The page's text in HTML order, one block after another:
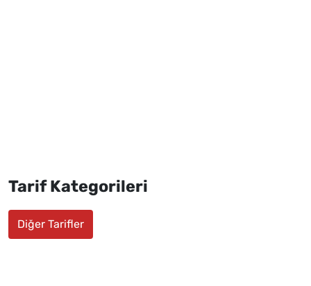
Tarif Kategorileri
Diğer Tarifler